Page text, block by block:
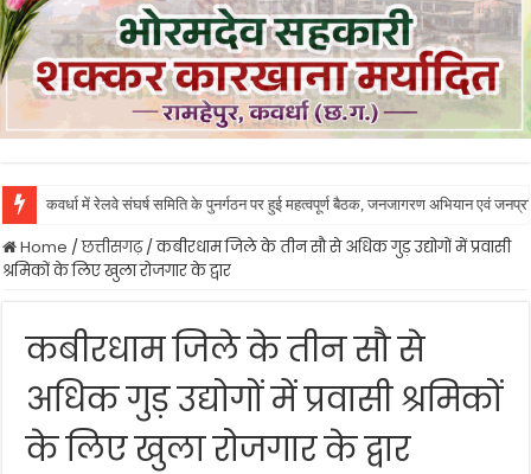
कवर्धा में रेलवे संघर्ष समिति के पुनर्गठन पर हुई महत्वपूर्ण बैठक, जनजागरण अभियान एवं
Home /छत्तीसगढ़/कबीरधाम जिले के तीन सौ से अधिक गुड़ उद्योगों में प्रवासी
श्रमिकों के लिए खुला रोजगार के द्वार
कबीरधाम जिले के तीन सौ से
अधिक गुड़ उद्योगों में प्रवासी श्रमिकों
के लिए खुला रोजगार के द्वार